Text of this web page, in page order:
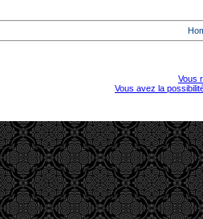
Vous
Vous avez la